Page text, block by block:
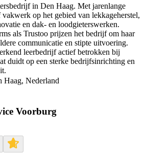
in Den Haag. Met jarenlange
op het gebied van lekkageherstel,
en dak- en loodgieterswerken.
als Trustoo prijzen het bedrijf om haar
communicatie en stipte uitvoering.
leerbedrijf actief betrokken bij
duidt op een sterke bedrijfsinrichting en
Nederland
Voorburg